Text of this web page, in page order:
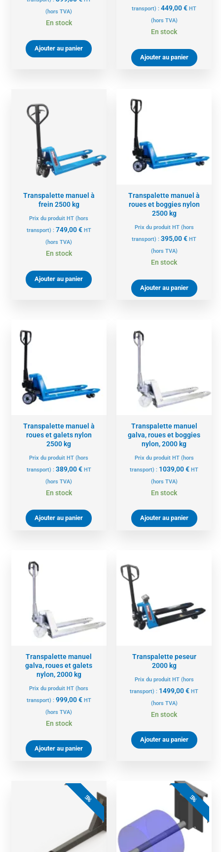
(hors TVA)
En stock
Ajouter au panier
transport) :449,00€ HT
(hors TVA)
En stock
Ajouter au panier
Transpalette manuel à
frein 2500 kg
Prix du produit HT (hors
transport) : 749,00€ HT
(hors TVA)
En stock
Ajouter au panier
Transpalette manuel à
roues et boggies nylon
2500 kg
Prix du produit HT (hors
transport) :395,00€ HT
(hors TVA)
En stock
Ajouter au panier
Transpalette manuel à
roues et galets nylon
2500 kg
Prix du produit HT (hors
transport) : 389,00€ HT
(hors TVA)
En stock
Ajouter au panier
Transpalette manuel
galva, roues et boggies
nylon, 2000 kg
Prix du produit HT (hors
transport) : 1039,00€ HT
(hors TVA)
En stock
Ajouter au panier
Transpalette manuel
galva, roues et galets
nylon, 2000 kg
Prix du produit HT (hors
transport) : 999,00€ HT
(hors TVA)
En stock
Ajouter au panier
Transpalette peseur
2000 kg
Prix du produit HT (hors
transport) : 1499,00€ HT
(hors TVA)
En stock
Ajouter au panier
5% 5%